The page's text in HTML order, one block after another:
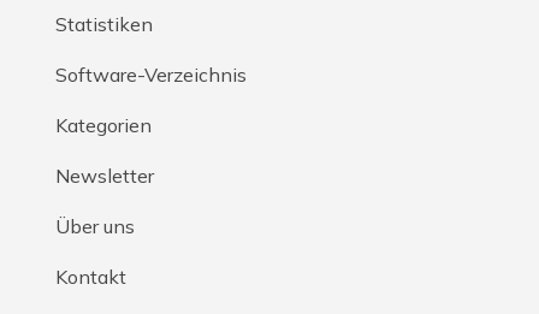
Statistiken
Software-Verzeichnis
Kategorien
Newsletter
Über uns
Kontakt